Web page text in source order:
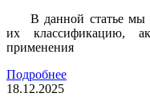
В данной статье мы
их классификацию,
применения
Подробнее
18.12.2025